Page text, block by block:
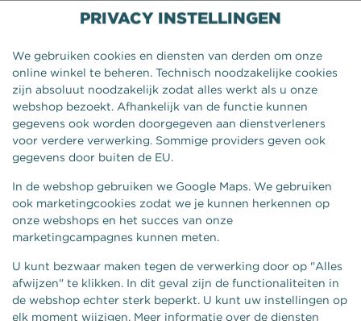
PRIVACY INSTELLINGEN
We gebruiken cookies en diensten van derden om onze
online winkel te beheren. Technisch noodzakelijke cookies
zijn absoluut noodzakelijk zodat alles werkt als u onze
webshop bezoekt. Afhankelijk van de functie kunnen
gegevens ook worden doorgegeven aan dienstverleners
voor verdere verwerking. Sommige providers geven ook
gegevens door buiten de EU.
In de webshop gebruiken we Google Maps. We gebruiken
ook marketingcookies zodat we je kunnen herkennen op
onze webshops en het succes van onze
marketingcampagnes kunnen meten.
U kunt bezwaar maken tegen de verwerking door op "Alles
afwijzen" te klikken. In dit geval zijn de functionaliteiten in
de webshop echter sterk beperkt. U kunt uw instellingen op
elk moment wijzigen. Meer informatie over de diensten
BROADJE BRIE